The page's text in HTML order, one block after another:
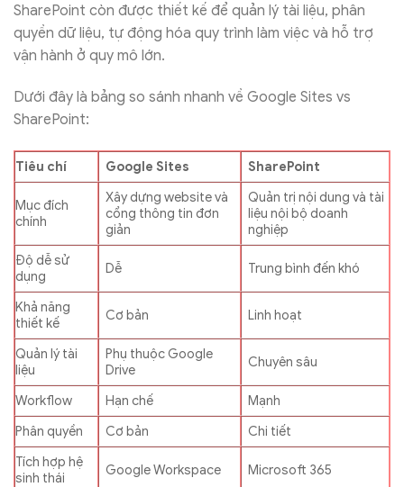
SharePoint còn được thiết kế để quản lý tài liệu, phân
quyền dữ liệu, tự động hóa quy trình làm việc và hỗ trợ
vận hành ở quy mô lớn.
Dưới đây là bảng so sánh nhanh về Google Sites vs
SharePoint:
Tiêu chí Google Sites SharePoint
Mục đích
chính
Xây dựng website và
cổng thông tin đơn
giản
Quản trị nội dung và tài
liệu nội bộ doanh
nghiệp
Độ dễ sử
dụng
Dễ Trung bình đến khó
Khả năng
thiết kế
Cơ bản Linh hoạt
Quản lý tài
liệu
Phụ thuộc Google
Drive
Chuyên sâu
Workflow Hạn chế
Mạnh
Phân quyền
Cơ bản
Chi tiết
Tích hợp hệ
sinh thái
Google Workspace Microsoft 365